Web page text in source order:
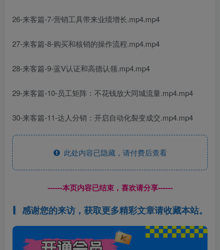
26-来客篇-7-营销工具带来业绩增长.mp4.mp4
27-来客篇-8-购买和核销的操作流程.mp4.mp4
28-来客篇-9-蓝V认证和高德认领.mp4.mp4
29-来客篇-10-员工矩阵：不花钱放大同城流量.mp4.mp4
30-来客篇-11-达人分销：开启自动化裂变成交.mp4.mp4
此处内容已隐藏，请付费后查看
------本页内容已结束，喜欢请分享------
感谢您的来访，获取更多精彩文章请收藏本站。